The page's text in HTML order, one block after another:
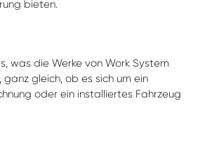
bieten.
was die Werke von Work System
ganz gleich, ob es sich um ein
oder ein installiertes Fahrzeug